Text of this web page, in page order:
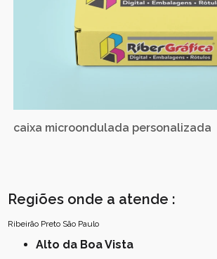
caixa microondulada personalizada
Regiões onde a atende :
Ribeirão Preto São Paulo
Alto da Boa Vista